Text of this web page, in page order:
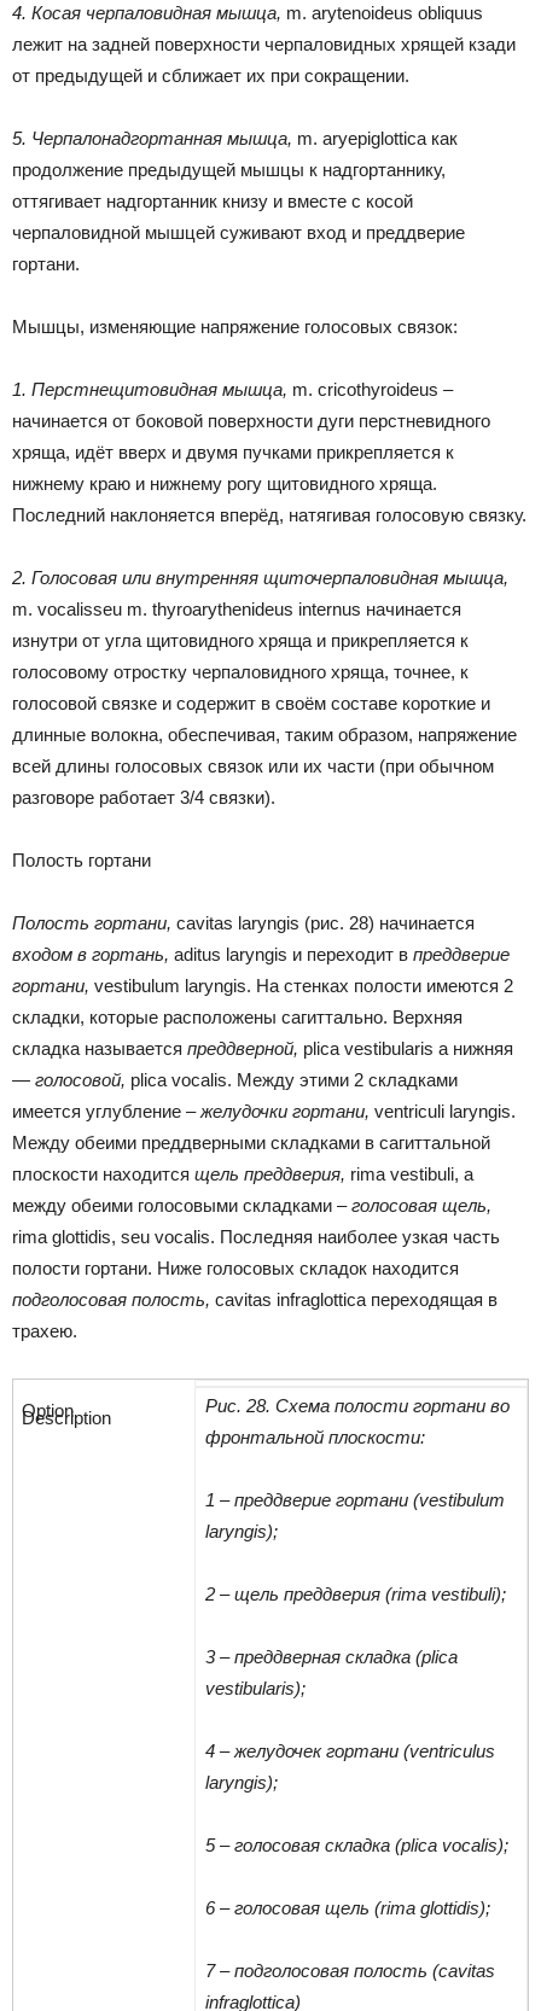
4. Косая черпаловидная мышца, m. arytenoideus obliquus
лежит на задней поверхности черпаловидных хрящей кзади
от предыдущей и сближает их при сокращении.
5. Черпалонадгортанная мышца, m. aryepiglottica как
продолжение предыдущей мышцы к надгортаннику,
оттягивает надгортанник книзу и вместе с косой
черпаловидной мышцей суживают вход и преддверие
гортани.
Мышцы, изменяющие напряжение голосовых связок:
1. Перстнещитовидная мышца, m. cricothyroideus –
начинается от боковой поверхности дуги перстневидного
хряща, идёт вверх и двумя пучками прикрепляется к
нижнему краю и нижнему рогу щитовидного хряща.
Последний наклоняется вперёд, натягивая голосовую связку.
2. Голосовая или внутренняя щиточерпаловидная мышца,
m. vocalisseu m. thyroarythenideus internus начинается
изнутри от угла щитовидного хряща и прикрепляется к
голосовому отростку черпаловидного хряща, точнее, к
голосовой связке и содержит в своём составе короткие и
длинные волокна, обеспечивая, таким образом, напряжение
всей длины голосовых связок или их части (при обычном
разговоре работает 3/4 связки).
Полость гортани
Полость гортани, cavitas laryngis (рис. 28) начинается
входом в гортань, aditus laryngis и переходит в преддверие
гортани, vestibulum laryngis. На стенках полости имеются 2
складки, которые расположены сагиттально. Верхняя
складка называется преддверной, plica vestibularis а нижняя
— голосовой, plica vocalis. Между этими 2 складками
имеется углубление –желудочки гортани, ventriculi laryngis.
Между обеими преддверными складками в сагиттальной
плоскости находится щель преддверия, rima vestibuli, а
между обеими голосовыми складками –голосовая щель,
rima glottidis, seu vocalis. Последняя наиболее узкая часть
полости гортани. Ниже голосовых складок находится
подголосовая полость, cavitas infraglottica переходящая в
трахею.
Рис. 28. Схема полости гортани во
фронтальной плоскости:
1 – преддверие гортани (vestibulum
laryngis);
2 – щель преддверия (rima vestibuli);
3 – преддверная складка (plica
vestibularis);
4 – желудочек гортани (ventriculus
laryngis);
5 – голосовая складка (plica vocalis);
6 – голосовая щель (rima glottidis);
7 – подголосовая полость (cavitas
infraglottica)